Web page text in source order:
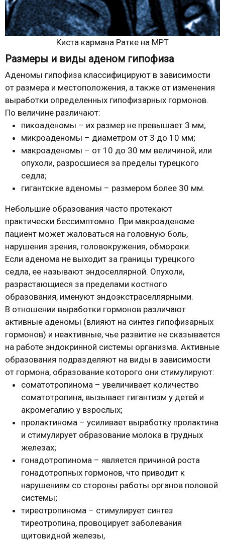
Киста кармана Ратке на МРТ
Размеры и виды аденом гипофиза
Аденомы гипофиза классифицируют в зависимости
от размера и местоположения, а также от изменения
выработки определенных гипофизарных гормонов.
По величине различают:
пикоаденомы – их размер не превышает 3 мм;
микроаденомы – диаметром от 3 до 10 мм;
макроаденомы – от 10 до 30 мм величиной, или
опухоли, разросшиеся за пределы турецкого
седла;
гигантские аденомы – размером более 30 мм.
Небольшие образования часто протекают
практически бессимптомно. При макроаденоме
пациент может жаловаться на головную боль,
нарушения зрения, головокружения, обмороки.
Если аденома не выходит за границы турецкого
седла, ее называют эндоселлярной. Опухоли,
разрастающиеся за пределами костного
образования, именуют эндоэкстраселлярными.
В отношении выработки гормонов различают
активные аденомы (влияют на синтез гипофизарных
гормонов) и неактивные, чье развитие не сказывается
на работе эндокринной системы организма. Активные
образования подразделяют на виды в зависимости
от гормона, образование которого они стимулируют:
соматотропинома – увеличивает количество
соматотропина, вызывает гигантизм у детей и
акромегалию у взрослых;
пролактинома – усиливает выработку пролактина
и стимулирует образование молока в грудных
железах;
гонадотропинома – является причиной роста
гонадотропных гормонов, что приводит к
нарушениям со стороны работы органов половой
системы;
тиреотропинома – стимулирует синтез
тиреотропина, провоцирует заболевания
щитовидной железы,